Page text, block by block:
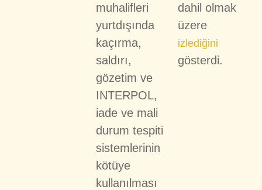
muhalifleri
yurtdışında
kaçırma,
saldırı,
gözetim ve
INTERPOL,
iade ve mali
durum tespiti
sistemlerinin
kötüye
kullanılması
dahil olmak
üzere
izlediğini
gösterdi.